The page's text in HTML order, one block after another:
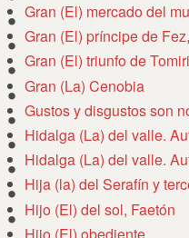
Gran (El) mercado del
Gran (El) príncipe de
Gran (El) triunfo de
Gran (La) Cenobia
Gustos y disgustos son
Hidalga (La) del valle.
Hidalga (La) del valle.
Hija (la) del Serafín y
Hijo (El) del sol, Faetón
Hijo (El) obediente